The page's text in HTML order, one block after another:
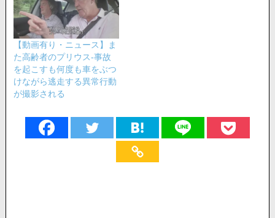
【動画有り・ニュース】ま
た高齢者のプリウス-事故
を起こすも何度も車をぶつ
けながら逃走する異常行動
が撮影される